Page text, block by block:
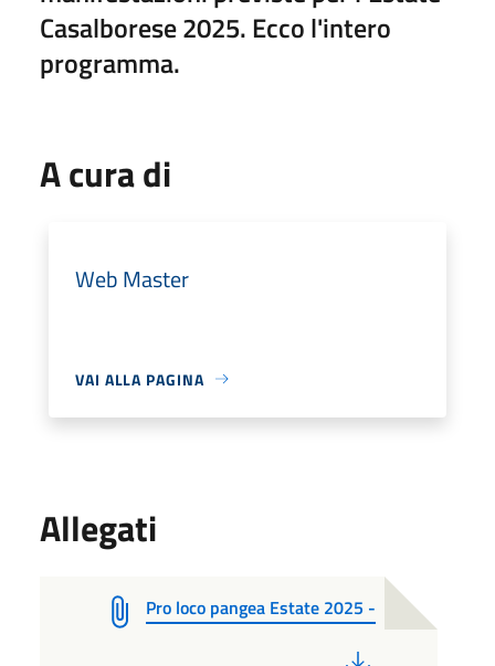
Casalborese 2025. Ecco l'intero
programma.
A cura di
Web Master
VAI ALLA PAGINA
Allegati
Pro loco pangea Estate 2025 -